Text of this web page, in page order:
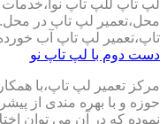
لپ تاپ للپ تاپ نوا،خدمات
محل،تعمیر لپ تاپ در
تاپ،تعمیر لپ تاپ آب
دست دوم با لپ تاپ نو
مرکز تعمیر لپ تاپ،با
حوزه و با بهره مندی از
نموده که در آن می توان